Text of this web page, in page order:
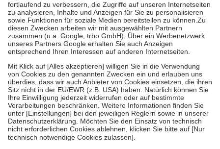
Diese Regeln gelten grundsätzlich auch für Online-Apotheken.
Bei Heilmitteln und häuslicher Krankenpflege beträgt die
Zuzahlung zehn Prozent der Kosten sowie zehn Euro je
Verordnung.
Um das Engagement der Versicherten für ihre eigene Gesundheit zu
stärken und die besondere Stellung der Familie zu unterstützen,
fallenkeine Zuzahlungenan bei:
• Kindern und Jugendlichen bis zum vollendeten 18. Lebensjahr
mit Ausnahme der Fahrkosten
• Untersuchungen zur Vorsorge und Früherkennung, die von der
GKV getragen werden
• empfohlenen Schutzimpfungen
• Harn- und Blutteststreifen